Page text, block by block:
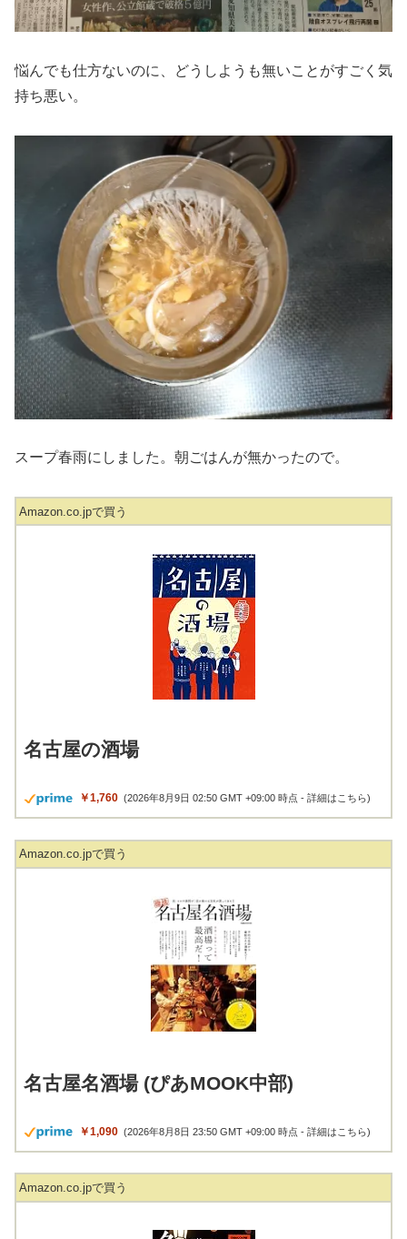
悩んでも仕方ないのに、どうしようも無いことがすごく気
持ち悪い。
スープ春雨にしました。朝ごはんが無かったので。
Amazon.co.jpで買う
名古屋の酒場
￥1,760 (2026年8月9日 02:50 GMT +09:00 時点 -詳細はこちら)
Amazon.co.jpで買う
名古屋名酒場 (ぴあMOOK中部)
￥1,090 (2026年8月8日 23:50 GMT +09:00 時点 -詳細はこちら)
Amazon.co.jpで買う